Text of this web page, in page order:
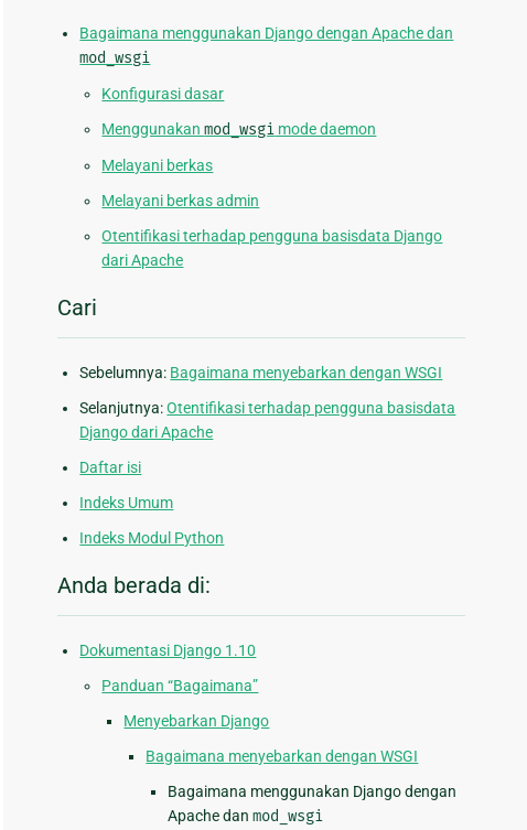
Bagaimana menggunakan Django dengan Apache dan
mod_wsgi
Konfigurasi dasar
Menggunakanmod_wsgi mode daemon
Melayani berkas
Melayani berkas admin
Otentifikasi terhadap pengguna basisdata Django
dari Apache
Cari
Sebelumnya: Bagaimana menyebarkan dengan WSGI
Selanjutnya:Otentifikasi terhadap pengguna basisdata
Django dari Apache
Daftar isi
Indeks Umum
Indeks Modul Python
Anda berada di:
Dokumentasi Django 1.10
Panduan “Bagaimana”
Menyebarkan Django
Bagaimana menyebarkan dengan WSGI
Bagaimana menggunakan Django dengan
Apache danmod_wsgi